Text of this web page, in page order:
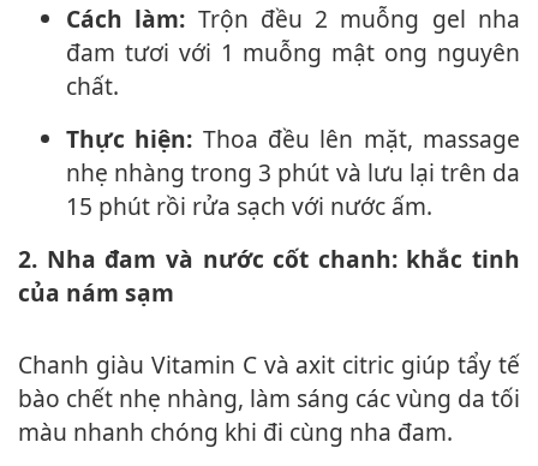
Cách làm: Trộn đều 2 muỗng gel nha
đam tươi với 1 muỗng mật ong nguyên
chất.
Thực hiện: Thoa đều lên mặt, massage
nhẹ nhàng trong 3 phút và lưu lại trên da
15 phút rồi rửa sạch với nước ấm.
2. Nha đam và nước cốt chanh: khắc tinh
của nám sạm
Chanh giàu Vitamin C và axit citric giúp tẩy tế
bào chết nhẹ nhàng, làm sáng các vùng da tối
màu nhanh chóng khi đi cùng nha đam.